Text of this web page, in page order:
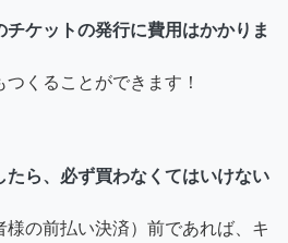
ケットの発行に費用はかかりま
くることができます！
たら、必ず買わなくてはいけない
の前払い決済）前であれば、キ